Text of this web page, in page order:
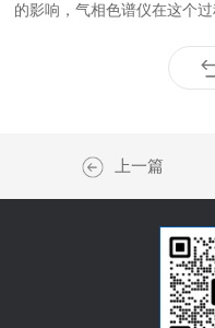
的影响，气相色谱仪在这个
上一篇